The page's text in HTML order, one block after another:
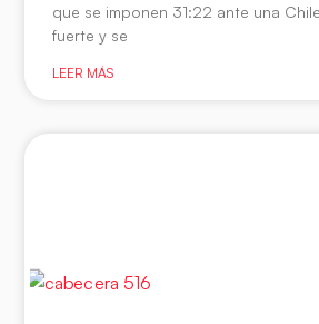
que se imponen 31:22 ante una
fuerte y se
LEER MÁS